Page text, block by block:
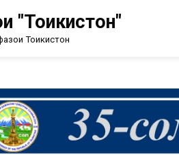
"Тоҷикистон"
Тоҷикистон